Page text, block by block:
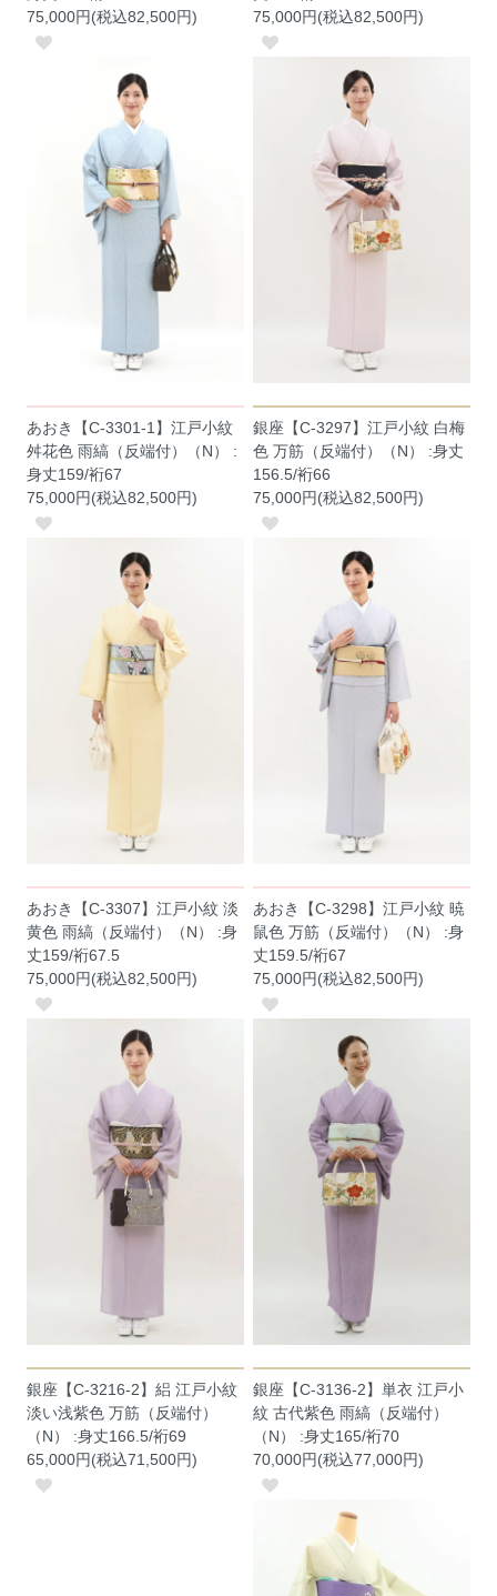
75,000円(税込82,500円)
75,000円(税込82,500円)
あおき【C-3301-1】江戸小紋
舛花色 雨縞（反端付）（N） :
身丈159/裄67
75,000円(税込82,500円)
銀座【C-3297】江戸小紋 白梅
色 万筋（反端付）（N） :身丈
156.5/裄66
75,000円(税込82,500円)
あおき【C-3307】江戸小紋 淡
黄色 雨縞（反端付）（N） :身
丈159/裄67.5
75,000円(税込82,500円)
あおき【C-3298】江戸小紋 暁
鼠色 万筋（反端付）（N） :身
丈159.5/裄67
75,000円(税込82,500円)
銀座【C-3216-2】絽 江戸小紋
淡い浅紫色 万筋（反端付）
（N） :身丈166.5/裄69
65,000円(税込71,500円)
銀座【C-3136-2】単衣 江戸小
紋 古代紫色 雨縞（反端付）
（N） :身丈165/裄70
70,000円(税込77,000円)